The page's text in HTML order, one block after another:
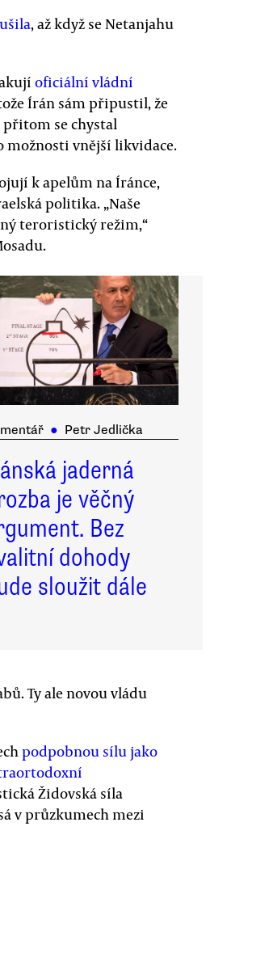
, až když se Netanjahu
oficiální vládní
Írán sám připustil, že
přitom se chystal
vnější likvidace.
k apelům na Íránce,
politika. „Naše
teroristický režim,“
● Petr Jedlička
jaderná
je věčný
Bez
dohody
sloužit dále
Ty ale novou vládu
podpobnou sílu jako
Židovská síla
v průzkumech mezi